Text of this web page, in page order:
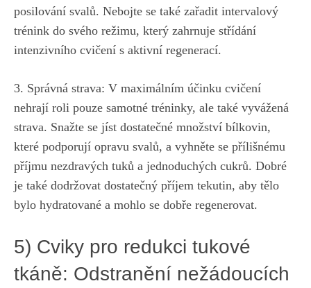
posilování svalů. Nebojte se také⁢ zařadit intervalový
trénink do ‌svého režimu, který zahrnuje střídání
intenzivního⁤ cvičení s aktivní regenerací.
3. Správná strava:‌ V⁣ maximálním účinku cvičení
nehrají roli pouze samotné tréninky, ale​ také ‌vyvážená
strava. Snažte se jíst​ dostatečné množství bílkovin,
které​ podporují opravu svalů, a ​vyhněte se⁤ přílišnému ​
příjmu nezdravých tuků a jednoduchých cukrů. ⁣Dobré
je ⁤také dodržovat dostatečný příjem tekutin, aby tělo
bylo hydratované a​ mohlo se dobře regenerovat.
5) Cviky ⁢pro ‌redukci tukové
‌tkáně: Odstranění nežádoucích